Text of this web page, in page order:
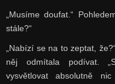
„Musíme doufat.“
stále?“
„Nabízí se na to zeptat,
něj odmítala podívat.
vysvětlovat absolutně